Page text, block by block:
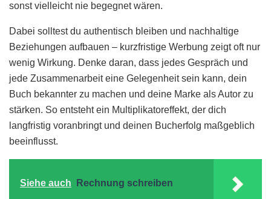
sonst vielleicht nie begegnet wären.
Dabei solltest du authentisch bleiben und nachhaltige
Beziehungen aufbauen – kurzfristige Werbung zeigt oft nur
wenig Wirkung. Denke daran, dass jedes Gespräch und
jede Zusammenarbeit eine Gelegenheit sein kann, dein
Buch bekannter zu machen und deine Marke als Autor zu
stärken. So entsteht ein Multiplikatoreffekt, der dich
langfristig voranbringt und deinen Bucherfolg maßgeblich
beeinflusst.
Siehe auch Rechnung schreiben